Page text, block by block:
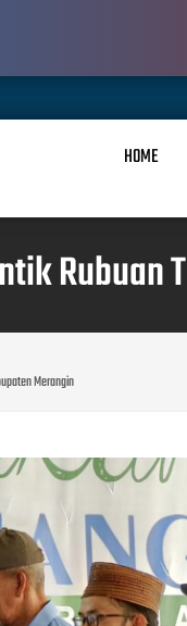
HOME
Merangin